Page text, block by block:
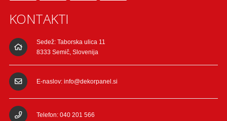
KONTAKTI
Sedež: Taborska ulica 11
8333 Semič, Slovenija
E-naslov: info@dekorpanel.si
Telefon: 040 201 566